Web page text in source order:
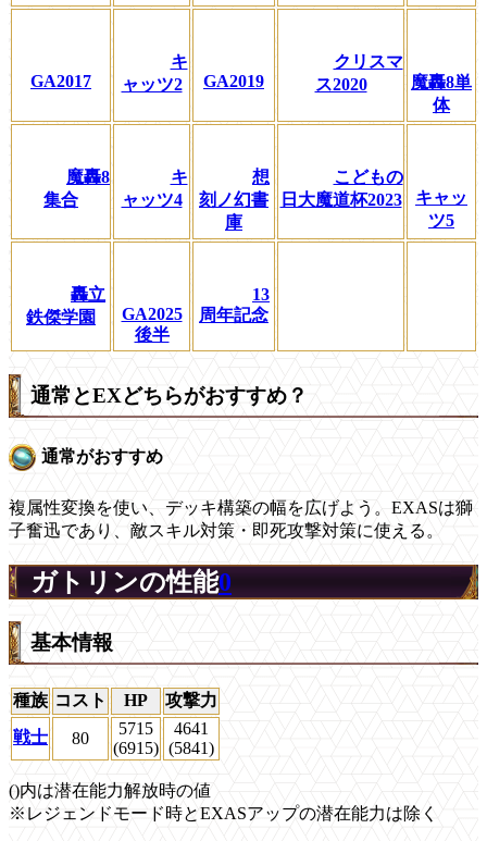
GA2017
キ
ャッツ2
GA2019
クリスマ
ス2020
魔轟8単
体
魔轟8
集合
キ
ャッツ4
想
刻ノ幻書
庫
こどもの
日大魔道杯2023
キャッ
ツ5
轟立
鉄傑学園
GA2025
後半
13
周年記念
通常とEXどちらがおすすめ？
通常がおすすめ
複属性変換を使い、デッキ構築の幅を広げよう。EXASは獅
子奮迅であり、敵スキル対策・即死攻撃対策に使える。
ガトリンの性能0
基本情報
種族 コスト HP
攻撃力
戦士
80
5715
(6915)
4641
(5841)
()内は潜在能力解放時の値
※レジェンドモード時とEXASアップの潜在能力は除く